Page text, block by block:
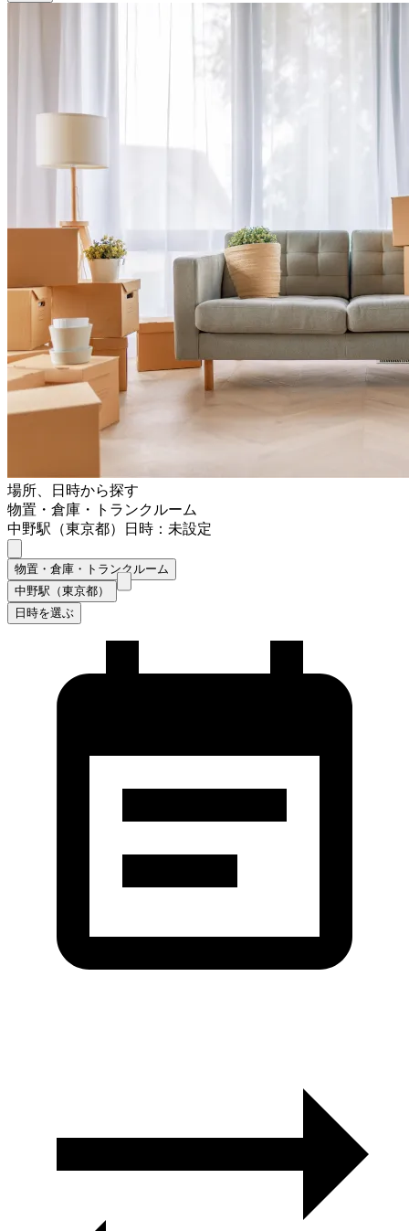
場所、日時から探す
物置・倉庫・トランクルーム
中野駅（東京都）
日時：未設定
物置・倉庫・トランクルーム
中野駅（東京都）
日時を選ぶ